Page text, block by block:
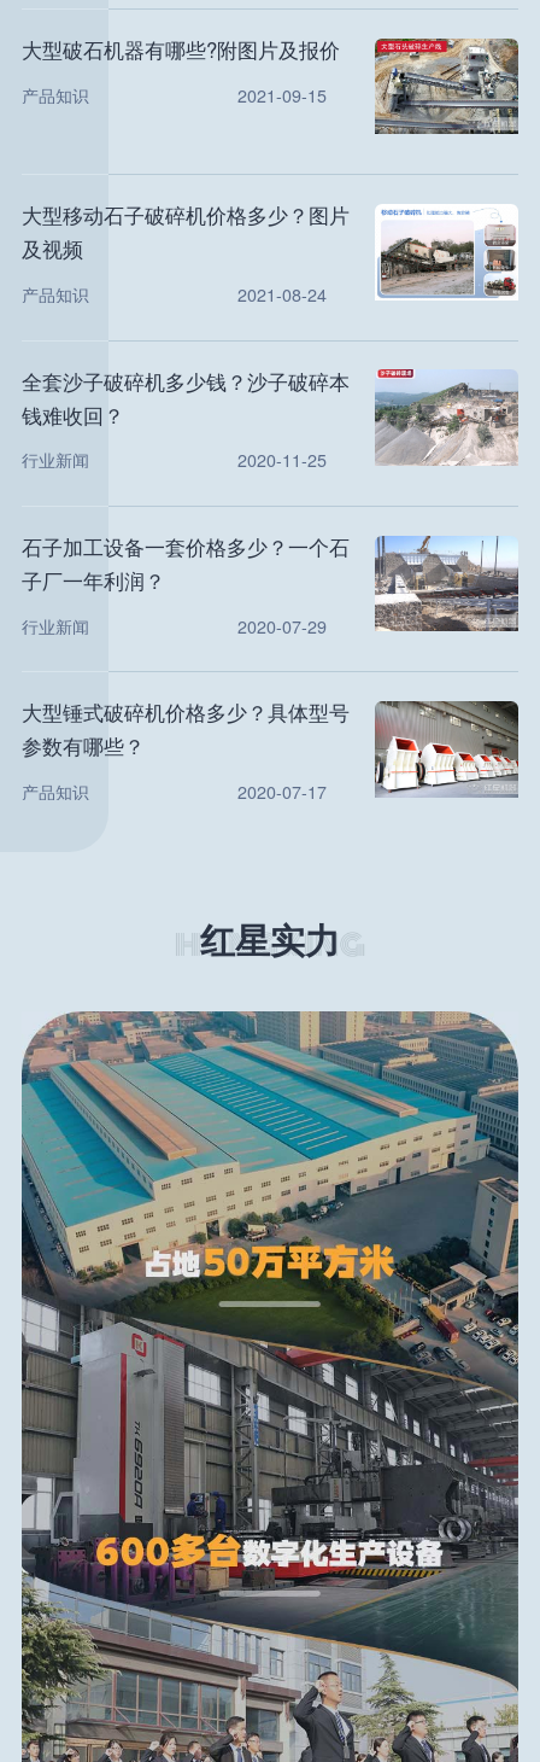
大型破石机器有哪些?附图片及报价
产品知识 2021-09-15
大型移动石子破碎机价格多少？图片
及视频
产品知识 2021-08-24
全套沙子破碎机多少钱？沙子破碎本
钱难收回？
行业新闻 2020-11-25
石子加工设备一套价格多少？一个石
子厂一年利润？
行业新闻 2020-07-29
大型锤式破碎机价格多少？具体型号
参数有哪些？
产品知识 2020-07-17
红星实力